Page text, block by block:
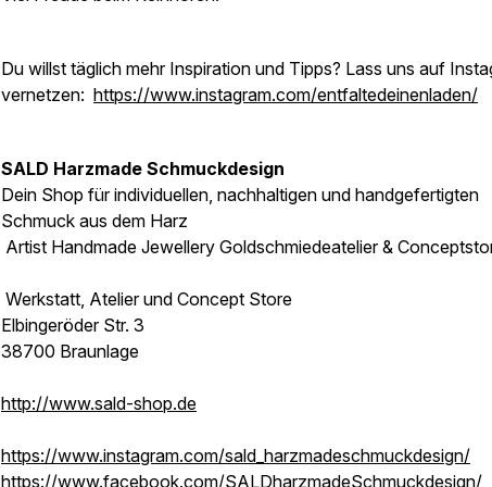
Du willst täglich mehr Inspiration und Tipps? Lass uns auf
vernetzen: https://www.instagram.com/entfaltedeinenladen/
SALD Harzmade Schmuckdesign
Dein Shop für individuellen, nachhaltigen und handgefertigten
Schmuck aus dem Harz
Artist Handmade Jewellery Goldschmiedeatelier &
Werkstatt, Atelier und Concept Store
Elbingeröder Str. 3
38700 Braunlage
http://www.sald-shop.de
https://www.instagram.com/sald_harzmadeschmuckdesign/
https://www.facebook.com/SALDharzmadeSchmuckdesign/